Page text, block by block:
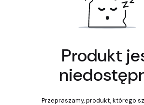
Produkt
Przepraszamy, produkt, którego